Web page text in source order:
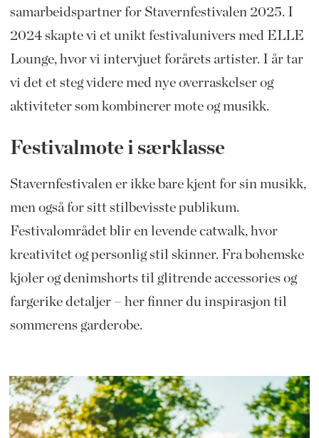
samarbeidspartner for Stavernfestivalen 2025. I
2024 skapte vi et unikt festivalunivers med ELLE
Lounge, hvor vi intervjuet forårets artister. I år tar
vi det et steg videre med nye overraskelser og
aktiviteter som kombinerer mote og musikk.
Festivalmote i særklasse
Stavernfestivalen er ikke bare kjent for sin musikk,
men også for sitt stilbevisste publikum.
Festivalområdet blir en levende catwalk, hvor
kreativitet og personlig stil skinner. Fra bohemske
kjoler og denimshorts til glitrende accessories og
fargerike detaljer – her finner du inspirasjon til
sommerens garderobe.